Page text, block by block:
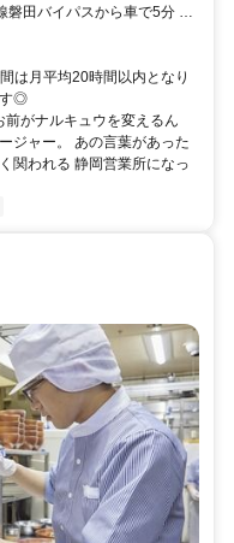
田町駅から車で15分
は月平均20時間以内となり
す◎
がナルキュウを変えるん
ジャー。 あの言葉があった
関われる 静岡営業所になっ